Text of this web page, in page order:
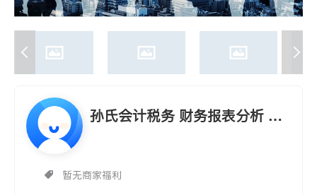
孙氏会计税务 财务报表分析 为
暂无商家福利